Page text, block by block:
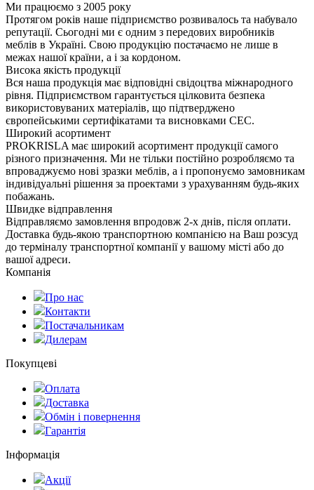
Ми працюємо з 2005 року
Протягом років наше підприємство розвивалось та набувало
репутації. Сьогодні ми є одним з передових виробників
меблів в Україні. Свою продукцію постачаємо не лише в
межах нашої країни, а і за кордоном.
Висока якість продукції
Вся наша продукція має відповідні свідоцтва міжнародного
рівня. Підприємством гарантується цілковита безпека
використовуваних матеріалів, що підтверджено
європейськими сертифікатами та висновками СЕС.
Широкий асортимент
PROKRISLA має широкий асортимент продукції самого
різного призначення. Ми не тільки постійно розробляємо та
впроваджуємо нові зразки меблів, а і пропонуємо замовникам
індивідуальні рішення за проектами з урахуванням будь-яких
побажань.
Швидке відправлення
Відправляємо замовлення впродовж 2-х днів, після оплати.
Доставка будь-якою транспортною компанією на Ваш розсуд
до терміналу транспортної компанії у вашому місті або до
вашої адреси.
Компанія
Про нас
Контакти
Постачальникам
Дилерам
Покупцеві
Оплата
Доставка
Обмін і повернення
Гарантія
Інформація
Акції